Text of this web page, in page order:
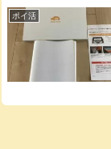
ポイ活